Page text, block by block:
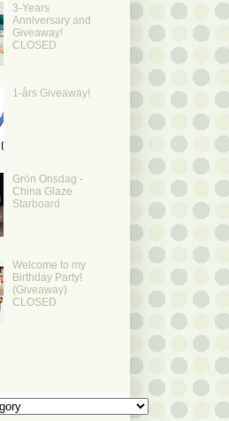
3-Years
Anniversary and
Giveaway!
CLOSED
1-års Giveaway!
Grön Onsdag -
China Glaze
Starboard
Welcome to my
Birthday Party!
(Giveaway)
CLOSED